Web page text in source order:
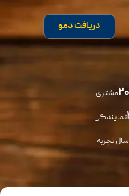
دریافت دمو
مشتری
نمایندگی
سال تجربه